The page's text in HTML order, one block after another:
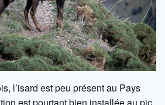
l’isard est peu présent au Pays
est pourtant bien installée au pic